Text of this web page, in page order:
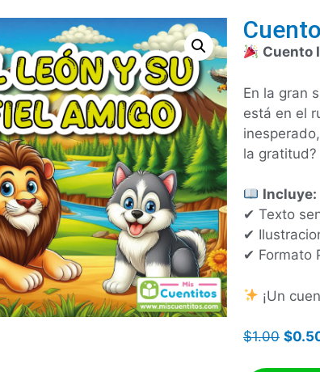
Cuento
En la gran
está en el
la gratitud?
Incluye:
✔ Texto
✔
✔ Formato
¡Un
$1.00 $